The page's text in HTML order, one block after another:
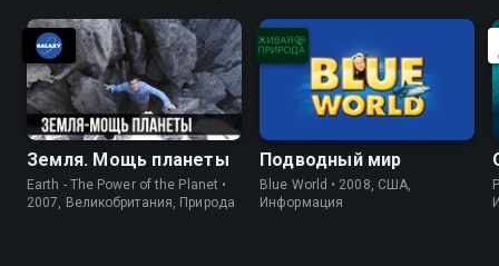
Земля. Мощь планеты
Earth - The Power of the Planet •
2007, Великобритания, Природа
Подводный мир
Blue World • 2008, США,
Информация